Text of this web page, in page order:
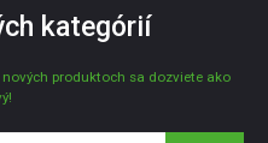
kategórií
produktoch sa dozviete ako